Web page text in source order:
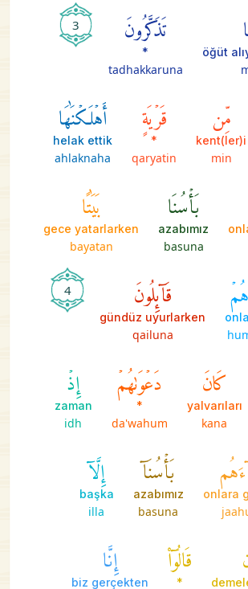
öğüt
تَذَكَّرُونَ
*
tadhakkaruna
3
مِّن
kent(ler)i
min
قَرۡيَةٍ
*
qaryatin
أَهۡلَكۡنَٰهَا
helak ettik
ahlaknaha
بَأۡسُنَا
azabımız
basuna
بَيَٰتًا
gece yatarlarken
bayatan
هُمۡ قَآئِلُونَ
gündüz uyurlarken
qailuna
4
كَانَ
yalvarıları
kana
دَعۡوَىٰهُمۡ
*
da'wahum
إِذۡ
zaman
idh
onlara
بَأۡسُنَآ
azabımız
basuna
إِلَّآ
başka
illa
قَالُوٓاْ
*
إِنَّا
biz gerçekten